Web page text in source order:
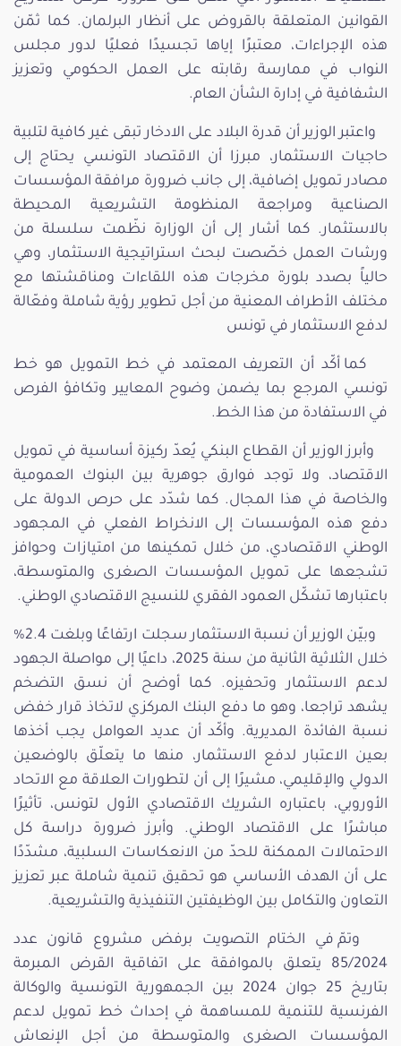
القوانين المتعلقة بالقروض على أنظار البرلمان. كما ثمّن
هذه الإجراءات، معتبرًا إياها تجسيدًا فعليًا لدور مجلس
النواب في ممارسة رقابته على العمل الحكومي وتعزيز
الشفافية في إدارة الشأن العام.
واعتبر الوزير أن قدرة البلاد على الادخار تبقى غير كافية لتلبية
حاجيات الاستثمار، مبرزا أن الاقتصاد التونسي يحتاج إلى
مصادر تمويل إضافية، إلى جانب ضرورة مرافقة المؤسسات
الصناعية ومراجعة المنظومة التشريعية المحيطة
بالاستثمار. كما أشار إلى أن الوزارة نظّمت سلسلة من
ورشات العمل خصّصت لبحث استراتيجية الاستثمار، وهي
حالياً بصدد بلورة مخرجات هذه اللقاءات ومناقشتها مع
مختلف الأطراف المعنية من أجل تطوير رؤية شاملة وفعّالة
لدفع الاستثمار في تونس
كما أكّد أن التعريف المعتمد في خط التمويل هو خط
تونسي المرجع بما يضمن وضوح المعايير وتكافؤ الفرص
في الاستفادة من هذا الخط.
وأبرز الوزير أن القطاع البنكي يُعدّ ركيزة أساسية في تمويل
الاقتصاد، ولا توجد فوارق جوهرية بين البنوك العمومية
والخاصة في هذا المجال. كما شدّد على حرص الدولة على
دفع هذه المؤسسات إلى الانخراط الفعلي في المجهود
الوطني الاقتصادي، من خلال تمكينها من امتيازات وحوافز
تشجعها على تمويل المؤسسات الصغرى والمتوسطة،
باعتبارها تشكّل العمود الفقري للنسيج الاقتصادي الوطني.
وبيّن الوزير أن نسبة الاستثمار سجلت ارتفاعًا وبلغت 2.4%
خلال الثلاثية الثانية من سنة 2025، داعيًا إلى مواصلة الجهود
لدعم الاستثمار وتحفيزه. كما أوضح أن نسق التضخم
يشهد تراجعا، وهو ما دفع البنك المركزي لاتخاذ قرار خفض
نسبة الفائدة المديرية. وأكّد أن عديد العوامل يجب أخذها
بعين الاعتبار لدفع الاستثمار، منها ما يتعلّق بالوضعين
الدولي والإقليمي، مشيرًا إلى أن لتطورات العلاقة مع الاتحاد
الأوروبي، باعتباره الشريك الاقتصادي الأول لتونس، تأثيرًا
مباشرًا على الاقتصاد الوطني. وأبرز ضرورة دراسة كل
الاحتمالات الممكنة للحدّ من الانعكاسات السلبية، مشدّدًا
على أن الهدف الأساسي هو تحقيق تنمية شاملة عبر تعزيز
التعاون والتكامل بين الوظيفتين التنفيذية والتشريعية.
وتمّ في الختام التصويت برفض مشروع قانون عدد
85/2024 يتعلق بالموافقة على اتفاقية القرض المبرمة
بتاريخ 25 جوان 2024 بين الجمهورية التونسية والوكالة
الفرنسية للتنمية للمساهمة في إحداث خط تمويل لدعم
المؤسسات الصغرى والمتوسطة من أجل الإنعاش